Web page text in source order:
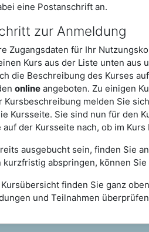
eine Postanschrift an.
zur Anmeldung
Zugangsdaten für Ihr
Kurs aus der Liste unten aus
die Beschreibung des Kurses
online angeboten. Zu einigen
Kursbeschreibung melden Sie
Kursseite. Sie sind nun für den
auf der Kursseite nach, ob im
ausgebucht sein, finden Sie
abspringen, können
finden Sie ganz
und Teilnahmen